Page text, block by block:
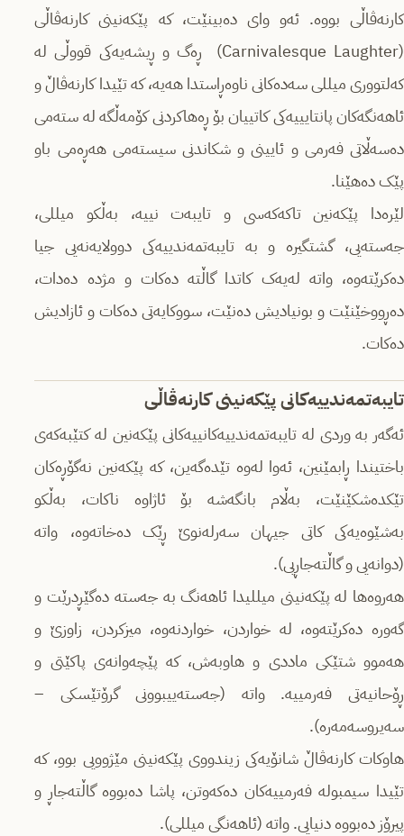
کارنەڤاڵی بووە. ئەو وای دەبینێت، کە پێکەنینی کارنەڤاڵی
(Carnivalesque Laughter) ڕەگ و ڕیشەیەکی قووڵی لە
کەلتووری میللی سەدەکانی ناوەڕاستدا هەیە، کە تێیدا کارنەڤاڵ و
ئاهەنگەکان پانتایییەکی کاتییان بۆ ڕەهاکردنی کۆمەڵگە لە ستەمی
دەسەڵاتی فەرمی و ئایینی و شکاندنی سیستەمی هەڕەمی باو
پێک دەهێنا.
لێرەدا پێکەنین تاکەکەسی و تایبەت نییە، بەڵکو میللی،
جەستەیی، گشتگیرە و بە تایبەتمەندییەکی دوولایەنەیی جیا
دەکرێتەوە، واتە لەیەک کاتدا گاڵتە دەکات و مژدە دەدات،
دەڕووخێنێت و بونیادیش دەنێت، سووکایەتی دەکات و ئازادیش
دەکات.
تایبەتمەندییەکانی پێکەنینی کارنەڤاڵی
ئه‌گه‌ر به‌ وردی له‌ تایبەتمەندییەکانییه‌کانی پێکه‌نین له‌ کتێبه‌که‌ی
باختیندا ڕابمێنین، ئه‌وا له‌وه‌ تێده‌گه‌ین، که‌ پێکەنین نەگۆڕەکان
تێکدەشکێنێت، بەڵام بانگەشە بۆ ئاژاوە ناکات، بەڵکو
بەشێوەیەکی کاتی جیهان سەرلەنوێ ڕێک دەخاتەوە، واتە
(دوانەیی و گاڵتەجاڕیی).
هەروەها لە پێکەنینی میللیدا ئاهەنگ بە جەستە دەگێڕدرێت و
گەورە دەکرێتەوە، لە خواردن، خواردنەوە، میزکردن، زاوزێ و
هەموو شتێکی ماددی و هاوبەش، کە پێچەوانەی پاکێتی و
ڕۆحانیەتی فەرمییە. واتە (جەستەییبوونی گرۆتێسکی –
سەیروسەمەرە).
هاوکات کارنەڤاڵ شانۆیەکی زیندووی پێکەنینی مێژوویی بوو، کە
تێیدا سیمبولە فەرمییەکان دەکەوتن، پاشا دەبووە گاڵتەجاڕ و
پیرۆز دەبووە دنیایی. واتە (ئاهەنگی میللی).